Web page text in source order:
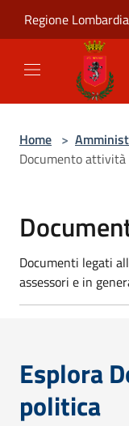
Regione Lombardia
Home >
Documento
Documenti legati
assessori e in
Esplora
politica